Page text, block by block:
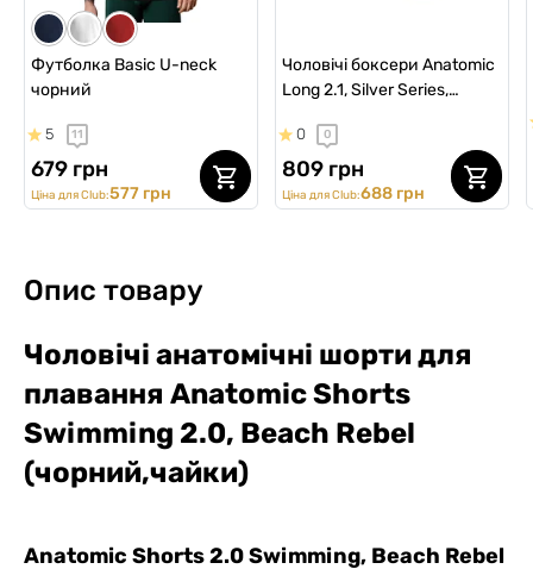
Ціна для Club:1169 грн
Ціна для Club:815 грн
Ціна для Club:815 грн
Футболка Basic U-neck
чорний
5 11
679 грн
Ціна для Club:577 грн
Чоловічі боксери Anatomic
Long 2.1, Silver Series,
бежевий
0 0
809 грн
Ціна для Club:688 грн
Опис товару
Чоловічі анатомічні шорти для
плавання Anatomic Shorts
Swimming 2.0, Beach Rebel
(чорний,чайки)
Anatomic Shorts 2.0 Swimming, Beach Rebel